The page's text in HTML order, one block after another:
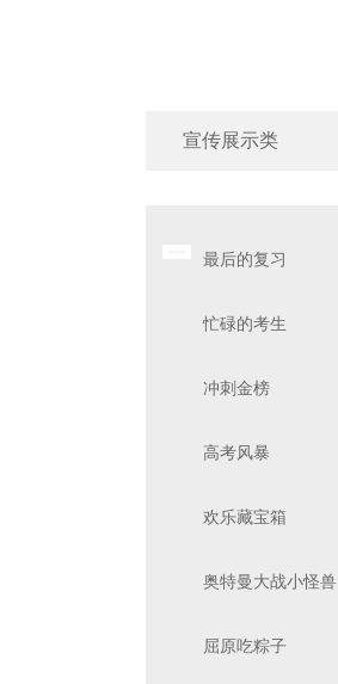
宣传展示类
最后的复习
忙碌的考生
冲刺金榜
高考风暴
欢乐藏宝箱
奥特曼大战小怪兽
屈原吃粽子